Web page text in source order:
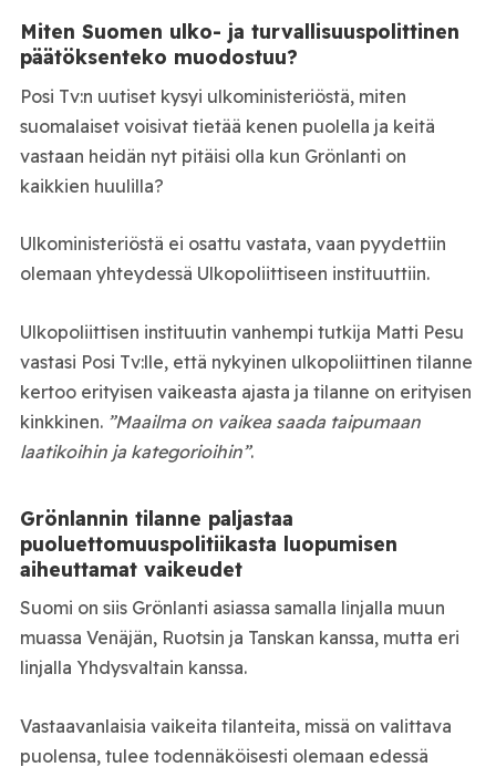
Miten Suomen ulko- ja turvallisuuspolittinen
päätöksenteko muodostuu?
Posi Tv:n uutiset kysyi ulkoministeriöstä, miten
suomalaiset voisivat tietää kenen puolella ja keitä
vastaan heidän nyt pitäisi olla kun Grönlanti on
kaikkien huulilla?
Ulkoministeriöstä ei osattu vastata, vaan pyydettiin
olemaan yhteydessä Ulkopoliittiseen instituuttiin.
Ulkopoliittisen instituutin vanhempi tutkija Matti Pesu
vastasi Posi Tv:lle, että nykyinen ulkopoliittinen tilanne
kertoo erityisen vaikeasta ajasta ja tilanne on erityisen
kinkkinen.”Maailma on vaikea saada taipumaan
laatikoihin ja kategorioihin”.
Grönlannin tilanne paljastaa
puoluettomuuspolitiikasta luopumisen
aiheuttamat vaikeudet
Suomi on siis Grönlanti asiassa samalla linjalla muun
muassa Venäjän, Ruotsin ja Tanskan kanssa, mutta eri
linjalla Yhdysvaltain kanssa.
Vastaavanlaisia vaikeita tilanteita, missä on valittava
puolensa, tulee todennäköisesti olemaan edessä